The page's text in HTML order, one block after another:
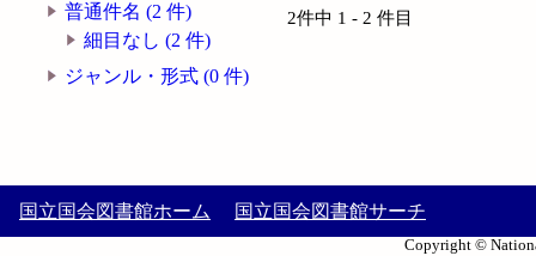
普通件名 (2 件)
細目なし (2 件)
ジャンル・形式 (0 件)
2件中 1 - 2 件目
国立国会図書館ホーム 国立国会図書館サーチ
Copyright ©